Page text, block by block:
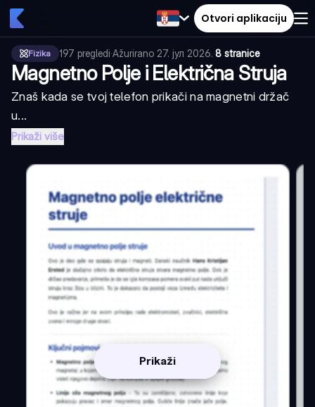
Otvori aplikaciju
Fizika 197 pregledi·Ažurirano 27. јул 2026.·8 stranice
Magnetno Polje i Električna Struja
Znaš kada se tvoj telefon prikači na magnetni držač
u...
Prikaži više
Prikaži